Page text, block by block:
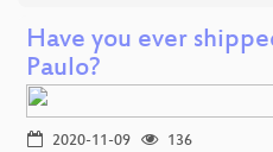
Have you ever
Paulo?
2020-11-09
136